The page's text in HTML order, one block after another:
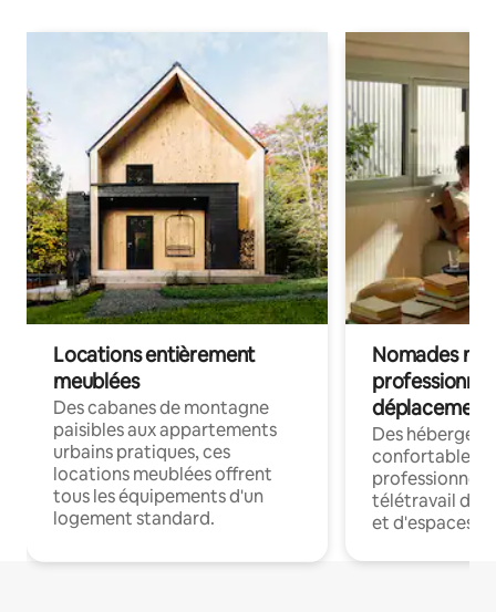
Locations entièrement
meublées
Des cabanes de montagne
paisibles aux appartements
urbains pratiques, ces
locations meublées offrent
tous les équipements d'un
logement standard.
Nomades
déplacement
Des
confortables
professionnels
télétravail
et d'espaces